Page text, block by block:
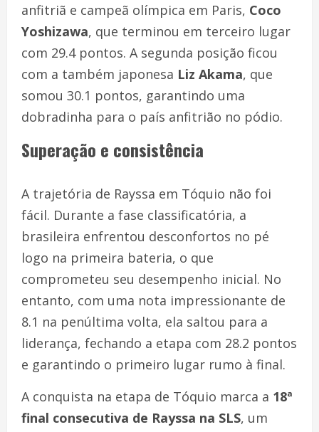
anfitriã e campeã olímpica em Paris, Coco
Yoshizawa, que terminou em terceiro lugar
com 29.4 pontos. A segunda posição ficou
com a também japonesa Liz Akama, que
somou 30.1 pontos, garantindo uma
dobradinha para o país anfitrião no pódio.
Superação e consistência
A trajetória de Rayssa em Tóquio não foi
fácil. Durante a fase classificatória, a
brasileira enfrentou desconfortos no pé
logo na primeira bateria, o que
comprometeu seu desempenho inicial. No
entanto, com uma nota impressionante de
8.1 na penúltima volta, ela saltou para a
liderança, fechando a etapa com 28.2 pontos
e garantindo o primeiro lugar rumo à final.
A conquista na etapa de Tóquio marca a 18ª
final consecutiva de Rayssa na SLS, um